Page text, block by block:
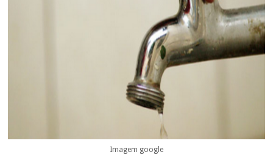
Imagem google